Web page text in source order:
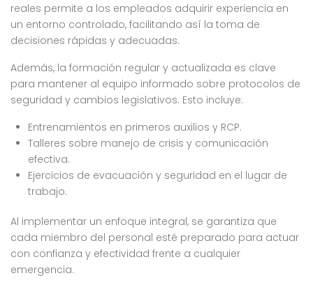
reales permite a los empleados adquirir experiencia en
un entorno controlado, facilitando así la toma de
decisiones rápidas y adecuadas.
Además, la formación regular y actualizada es clave
para mantener al equipo informado sobre protocolos de
seguridad y cambios legislativos. Esto incluye:
Entrenamientos en primeros auxilios y RCP.
Talleres sobre manejo de crisis y comunicación
efectiva.
Ejercicios de evacuación y seguridad en el lugar de
trabajo.
Al implementar un enfoque integral, se garantiza que
cada miembro del personal esté preparado para actuar
con confianza y efectividad frente a cualquier
emergencia.